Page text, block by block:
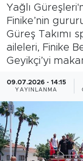
Yağlı
Finike’nin
Güreş Takımı
aileleri, Finike
Geyikçi’yi
09.07.2026 - 14:15
YAYINLANMA
Magazin
Özel Haber
Politika
Resmi İlanlar
Sağlık
Spor